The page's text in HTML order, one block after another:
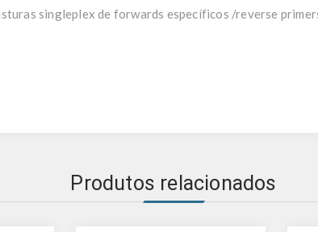
singleplex de forwards específicos /reverse
Produtos relacionados